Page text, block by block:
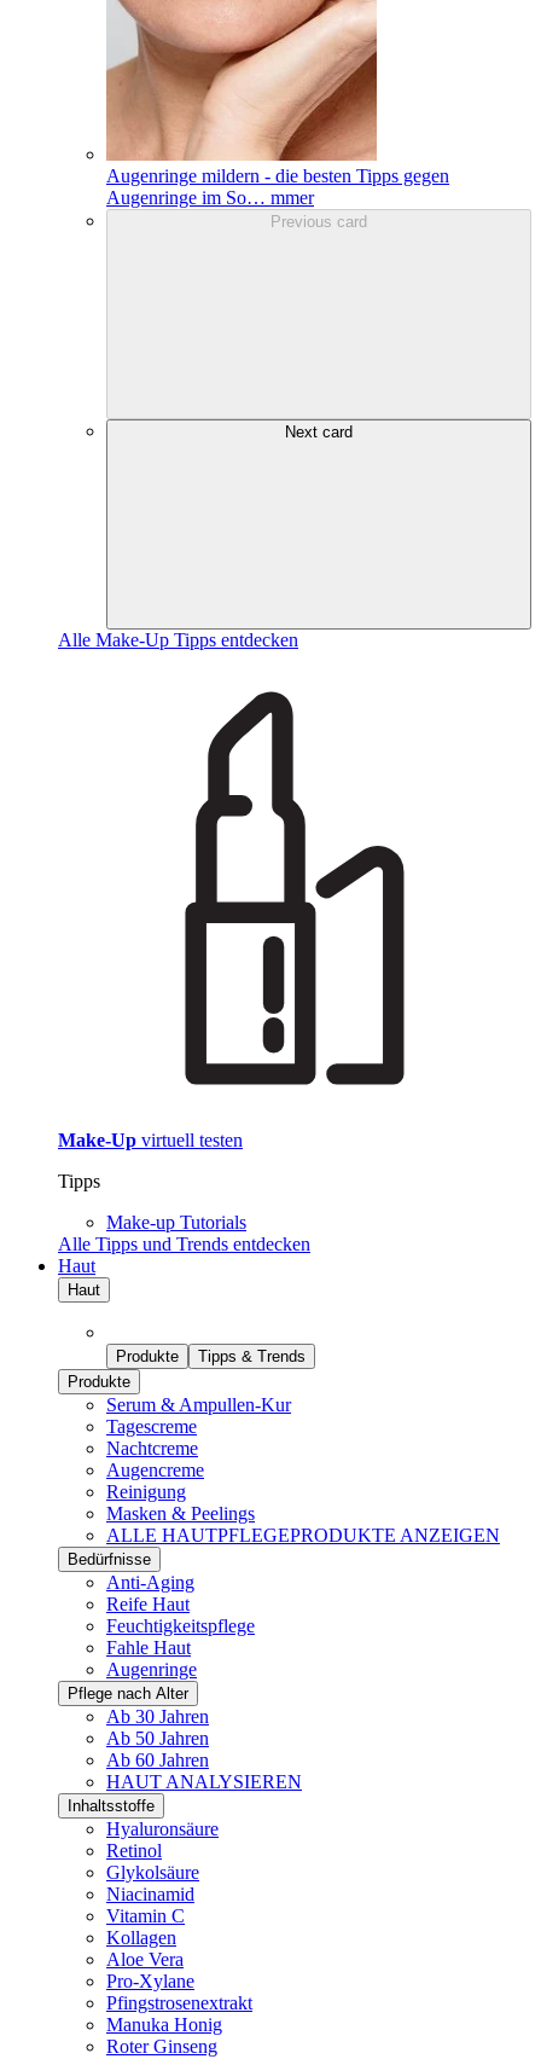
Augenringe mildern - die besten Tipps gegen
Augenringe im So… mmer
Previous card
Next card
Alle Make-Up Tipps entdecken
Make-Up virtuell testen
Tipps
Make-up Tutorials
Alle Tipps und Trends entdecken
Haut
Haut
Produkte
Tipps & Trends
Produkte
Serum & Ampullen-Kur
Tagescreme
Nachtcreme
Augencreme
Reinigung
Masken & Peelings
ALLE HAUTPFLEGEPRODUKTE ANZEIGEN
Bedürfnisse
Anti-Aging
Reife Haut
Feuchtigkeitspflege
Fahle Haut
Augenringe
Pflege nach Alter
Ab 30 Jahren
Ab 50 Jahren
Ab 60 Jahren
HAUT ANALYSIEREN
Inhaltsstoffe
Hyaluronsäure
Retinol
Glykolsäure
Niacinamid
Vitamin C
Kollagen
Aloe Vera
Pro-Xylane
Pfingstrosenextrakt
Manuka Honig
Roter Ginseng